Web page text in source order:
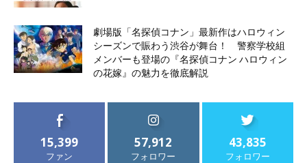
劇場版「名探偵コナン」最新作はハロウィン
シーズンで賑わう渋谷が舞台！ 警察学校組
メンバーも登場の『名探偵コナン ハロウィン
の花嫁』の魅力を徹底解説
15,399
ファン
57,912
フォロワー
43,835
フォロワー